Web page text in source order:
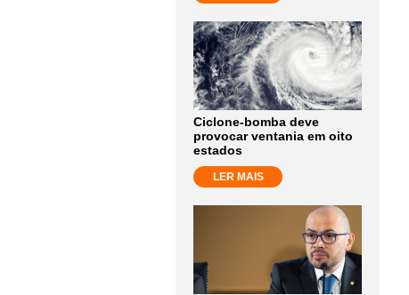
Ciclone-bomba deve
provocar ventania em oito
estados
LER MAIS